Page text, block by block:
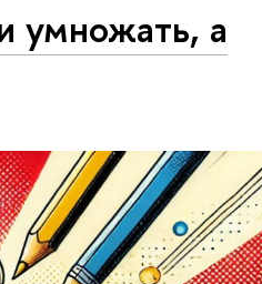
умножать, а